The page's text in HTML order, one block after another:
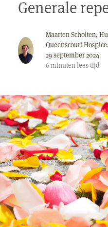
Generale
Maarten Scholten,
Queenscourt
29 september 2024
6minutenlees tijd